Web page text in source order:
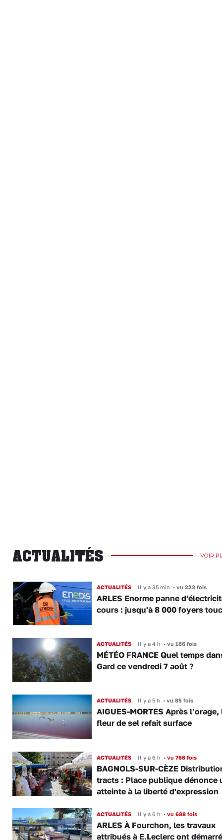
ACTUALITÉS VOIR
ACTUALITÉS Il y a 35 min •vu 223 fois
ARLES Enorme panne
cours : jusqu'à 8 000 foyers
ACTUALITÉS Il y a 4 h •vu 186 fois
MÉTÉO FRANCE Quel temps
Gard ce vendredi 7 août ?
ACTUALITÉS Il y a 5 h •vu 85 fois
AIGUES-MORTES Après l’orage,
fleur de sel refait surface
ACTUALITÉS Il y a 6 h •vu 766 fois
BAGNOLS-SUR-CÈZE
tracts : Place publique dénonce
atteinte à la liberté d'expression
ACTUALITÉS Il y a 6 h •vu 688 fois
ARLES À Fourchon, les travaux
attribués à E.Leclerc ont démarré